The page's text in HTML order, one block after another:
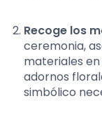
Recoge los
ceremonia,
materiales en
adornos
simbólico